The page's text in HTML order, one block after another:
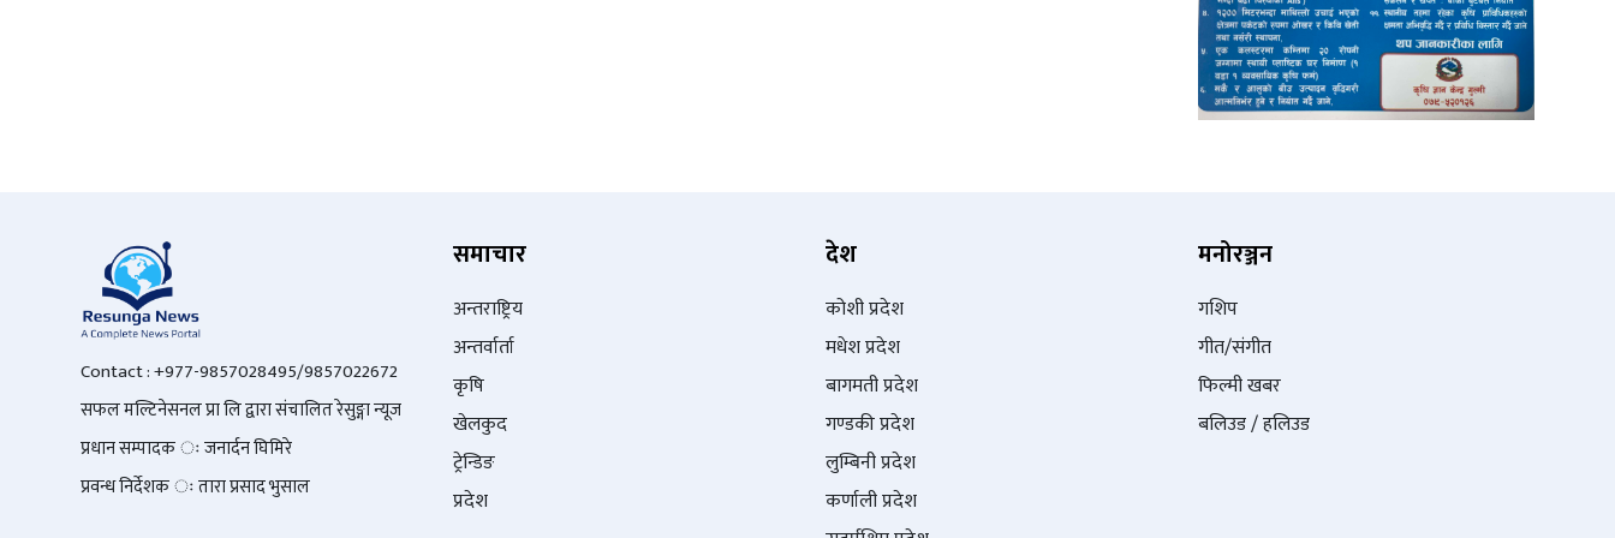
Contact : +977-9857028495/9857022672
सफल मल्टिनेसनल प्रा लि द्वारा संचालित रेसुङ्गा न्यूज
प्रधान सम्पादक ः जनार्दन घिमिरे
प्रवन्ध निर्देशक ः तारा प्रसाद भुसाल
समाचार
अन्तराष्ट्रिय
अन्तर्वार्ता
कृषि
खेलकुद
ट्रेन्डिङ
प्रदेश
देश
कोशी प्रदेश
मधेश प्रदेश
बागमती प्रदेश
गण्डकी प्रदेश
लुम्बिनी प्रदेश
कर्णाली प्रदेश
मनोरञ्जन
गशिप
गीत/संगीत
फिल्मी खबर
बलिउड / हलिउड